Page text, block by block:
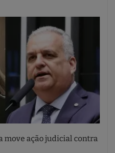
move ação judicial contra